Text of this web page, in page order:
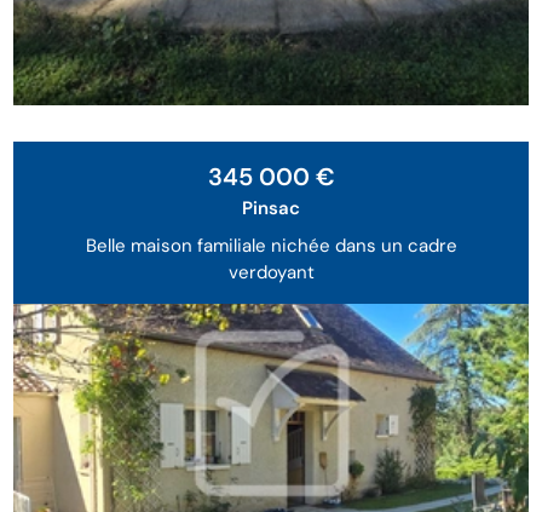
Belle maison familiale nichée dans un cadre
verdoyant
345 000 €
Pinsac